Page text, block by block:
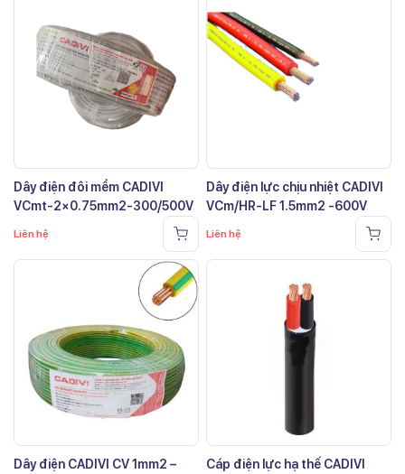
Dây điện đôi mềm CADIVI
VCmt-2×0.75mm2-300/500V
Liên hệ
Dây điện lực chịu nhiệt CADIVI
VCm/HR-LF 1.5mm2 -600V
Liên hệ
Dây điện CADIVI CV 1mm2 –
Cáp điện lực hạ thế CADIVI